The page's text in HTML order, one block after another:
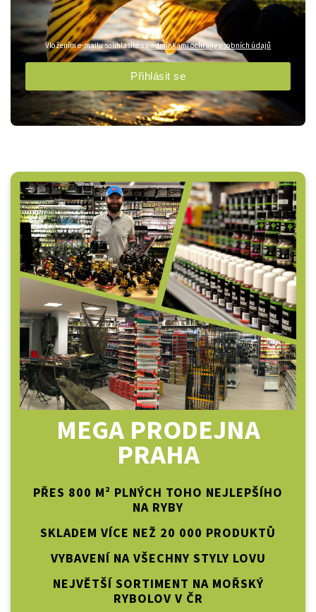
MEGA PRODEJNA
PRAHA
PŘES 800 M² PLNÝCH TOHO NEJLEPŠÍHO
NA RYBY
SKLADEM VÍCE NEŽ 20 000 PRODUKTŮ
VYBAVENÍ NA VŠECHNY STYLY LOVU
NEJVĚTŠÍ SORTIMENT NA MOŘSKÝ
RYBOLOV V ČR
Vložením e-mailu souhlasíte spodmínkami ochrany osobních údajů
Přihlásit se